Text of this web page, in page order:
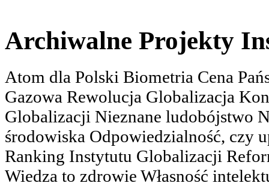
Archiwalne Projekty
Atom dla Polski Biometria Cena
Gazowa Rewolucja Globalizacja
Globalizacji Nieznane ludobójstwo
środowiska Odpowiedzialność, czy
Ranking Instytutu Globalizacji
Wiedza to zdrowie Własność